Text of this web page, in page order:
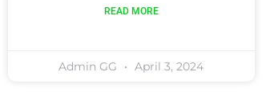
READ MORE
Admin GG April 3, 2024